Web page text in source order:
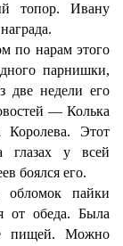
топор. Ивану
по нарам этого
парнишки,
две недели его
— Колька
Королева. Этот
глазах у всей
боялся его.
обломок пайки
от обеда. Была
пищей. Можно